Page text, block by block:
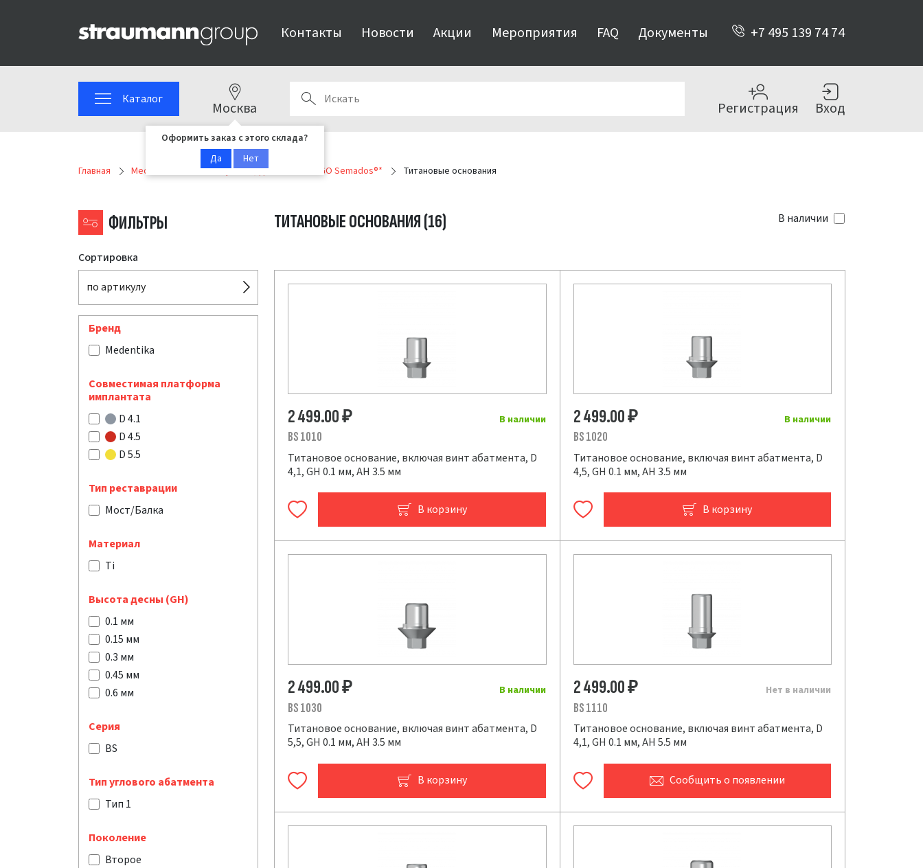
Контакты Новости Акции Мероприятия FAQ Документы +7 495 139 74 74
Каталог Москва
Оформить заказ с этого склада?
Да
Нет
Регистрация Вход
Главная Medentika MPS Серия BS, для систем BEGO Semados®* Титановые основания
ФИЛЬТРЫ
Сортировка
ТИТАНОВЫЕ ОСНОВАНИЯ(16) В наличии
по артикулу
Бренд
Medentika
Совместимая платформа
имплантата
D 4.1
D 4.5
D 5.5
Тип реставрации
Мост/Балка
Материал
Ti
Высота десны (GH)
0.1 мм
0.15 мм
0.3 мм
0.45 мм
0.6 мм
Серия
BS
Тип углового абатмента
Тип 1
Поколение
Второе
В наличии
2 499.00₽
BS 1010
Титановое основание, включая винт абатмента, D
4,1, GH 0.1 мм, AH 3.5 мм
В корзину
В наличии
2 499.00₽
BS 1020
Титановое основание, включая винт абатмента, D
4,5, GH 0.1 мм, AH 3.5 мм
В корзину
В наличии
2 499.00₽
BS 1030
Титановое основание, включая винт абатмента, D
5,5, GH 0.1 мм, AH 3.5 мм
В корзину
Нет в наличии
2 499.00₽
BS 1110
Титановое основание, включая винт абатмента, D
4,1, GH 0.1 мм, AH 5.5 мм
Сообщитьо появлении